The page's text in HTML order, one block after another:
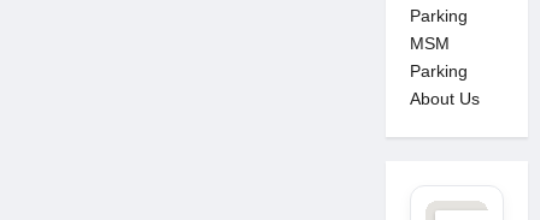
Parking
MSM
Parking
About Us